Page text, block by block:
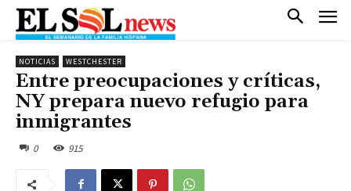
NOTICIAS WESTCHESTER
Entre preocupaciones y críticas,
NY prepara nuevo refugio para
inmigrantes
0 915